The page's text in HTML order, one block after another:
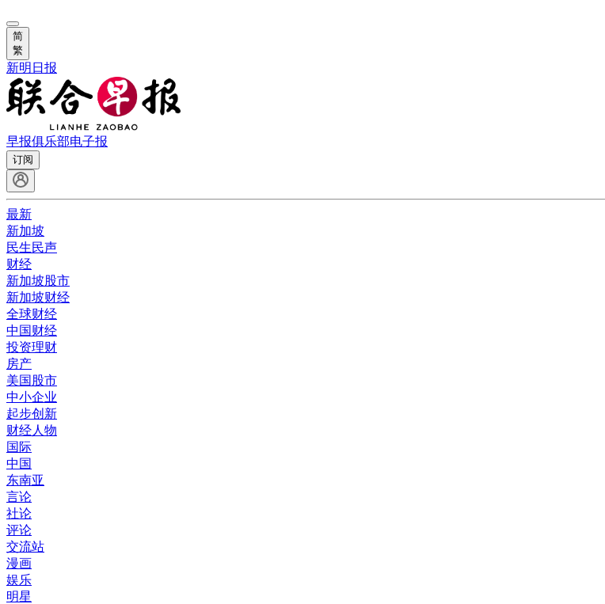
简
繁
新明日报
早报俱乐部电子报
订阅
最新
新加坡
民生民声
财经
新加坡股市
新加坡财经
全球财经
中国财经
投资理财
房产
美国股市
中小企业
起步创新
财经人物
国际
中国
东南亚
言论
社论
评论
交流站
漫画
娱乐
明星